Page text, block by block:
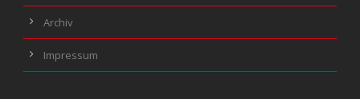
Archiv
Impressum